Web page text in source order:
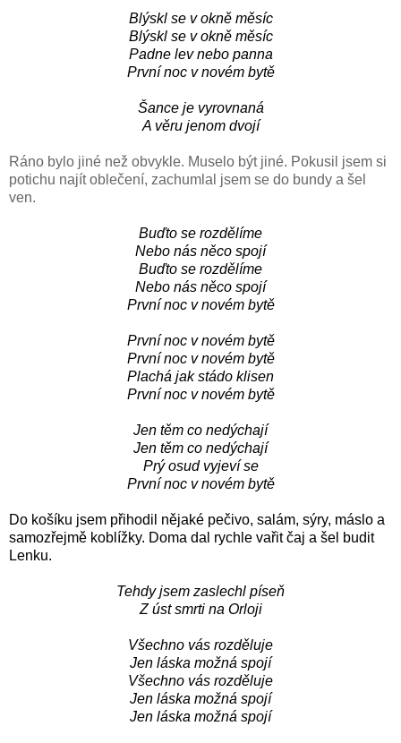
Blýskl se v okně měsíc
Blýskl se v okně měsíc
Padne lev nebo panna
První noc v novém bytě
Šance je vyrovnaná
A věru jenom dvojí
Ráno bylo jiné než obvykle. Muselo být jiné. Pokusil jsem si
potichu najít oblečení, zachumlal jsem se do bundy a šel
ven.
Buďto se rozdělíme
Nebo nás něco spojí
Buďto se rozdělíme
Nebo nás něco spojí
První noc v novém bytě
První noc v novém bytě
První noc v novém bytě
Plachá jak stádo klisen
První noc v novém bytě
Jen těm co nedýchají
Jen těm co nedýchají
Prý osud vyjeví se
První noc v novém bytě
Do košíku jsem přihodil nějaké pečivo, salám, sýry, máslo a
samozřejmě koblížky. Doma dal rychle vařit čaj a šel budit
Lenku.
Tehdy jsem zaslechl píseň
Z úst smrti na Orloji
Všechno vás rozděluje
Jen láska možná spojí
Všechno vás rozděluje
Jen láska možná spojí
Jen láska možná spojí